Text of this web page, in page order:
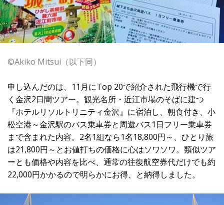
©Akiko Mitsui（以下同）
申し込んだのは、11月にTop 20で紹介された飛行機で行
く金沢2日間ツアー。観光名所・近江市場のそばに建つ
『ホテルリソルトリニティ金沢』に宿泊し、朝食付き、小
松空港～金沢駅のバス乗車券と周遊バス1日フリー乗車券
まで含まれた内容。2名1組なら1名18,800円～、ひとり旅
は21,800円～とお値打ちの価格に心はソワソワ。類似ツア
ーとも価格や内容を比べ、通常の往復航空券代だけでも約
22,000円かかるので明らかにお得、と納得しました。